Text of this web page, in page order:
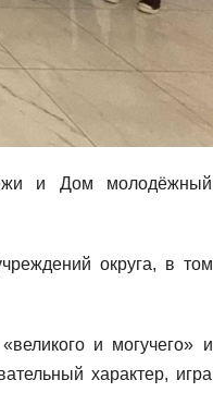
и Дом молодёжный
округа, в том
и могучего» и
характер, игра